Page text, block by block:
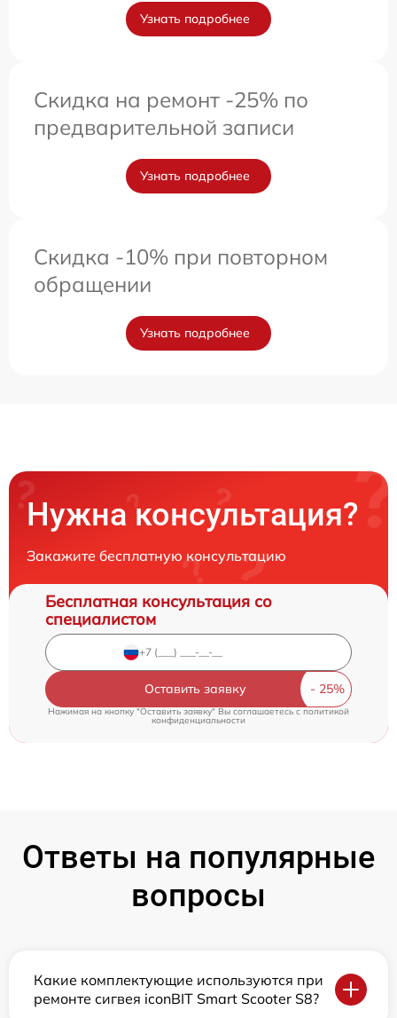
Узнать подробнее
Скидка на ремонт -25% по
предварительной записи
Узнать подробнее
Скидка -10% при повторном
обращении
Узнать подробнее
Нужна консультация?
Закажите бесплатную консультацию
Бесплатная консультация со
специалистом
Оставить заявку
Нажимая на кнопку "Оставить заявку" Вы соглашаетесь cполитикой
конфиденциальности
Ответы на популярные
вопросы
Какие комплектующие используются при
ремонте сигвея iconBIT Smart Scooter S8?